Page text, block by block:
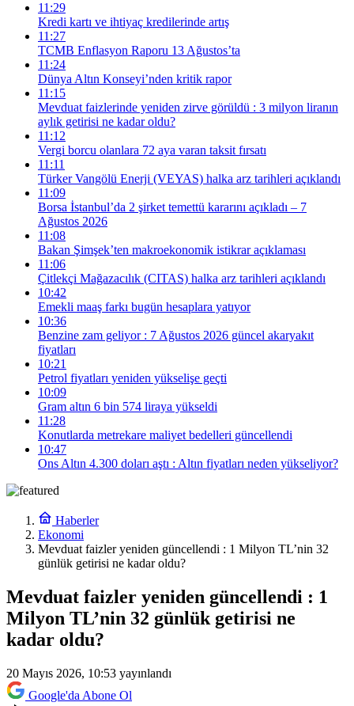
11:29
Kredi kartı ve ihtiyaç kredilerinde artış
11:27
TCMB Enflasyon Raporu 13 Ağustos’ta
11:24
Dünya Altın Konseyi’nden kritik rapor
11:15
Mevduat faizlerinde yeniden zirve görüldü : 3 milyon liranın
aylık getirisi ne kadar oldu?
11:12
Vergi borcu olanlara 72 aya varan taksit fırsatı
11:11
Türker Vangölü Enerji (VEYAS) halka arz tarihleri açıklandı
11:09
Borsa İstanbul’da 2 şirket temettü kararını açıkladı – 7
Ağustos 2026
11:08
Bakan Şimşek’ten makroekonomik istikrar açıklaması
11:06
Çitlekçi Mağazacılık (CITAS) halka arz tarihleri açıklandı
10:42
Emekli maaş farkı bugün hesaplara yatıyor
10:36
Benzine zam geliyor : 7 Ağustos 2026 güncel akaryakıt
fiyatları
10:21
Petrol fiyatları yeniden yükselişe geçti
10:09
Gram altın 6 bin 574 liraya yükseldi
11:28
Konutlarda metrekare maliyet bedelleri güncellendi
10:47
Ons Altın 4.300 doları aştı : Altın fiyatları neden yükseliyor?
Haberler
Ekonomi
Mevduat faizler yeniden güncellendi : 1 Milyon TL’nin 32
günlük getirisi ne kadar oldu?
Mevduat faizler yeniden güncellendi : 1
Milyon TL’nin 32 günlük getirisi ne
kadar oldu?
20 Mayıs 2026, 10:53 yayınlandı
Google'da Abone Ol